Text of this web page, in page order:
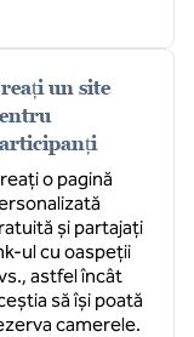
un site
o pagină
și partajați
ul cu oaspeții
astfel încât
să își poată
camerele.